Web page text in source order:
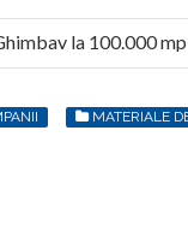
la 100.000 mp
MATERIALE